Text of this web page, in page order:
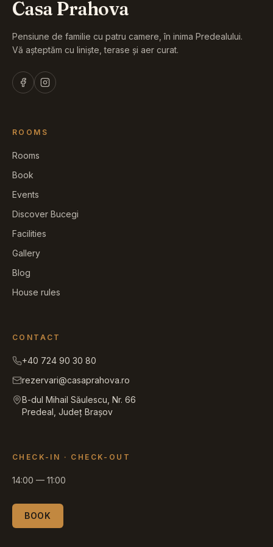
Casa Prahova
Pensiune de familie cu patru camere, în inima Predealului.
Vă așteptăm cu liniște, terase și aer curat.
ROOMS
Rooms
Book
Events
Discover Bucegi
Facilities
Gallery
Blog
House rules
CONTACT
+40 724 90 30 80
rezervari@casaprahova.ro
B-dul Mihail Săulescu, Nr. 66
Predeal, Județ Brașov
CHECK-IN · CHECK-OUT
14:00 — 11:00
BOOK